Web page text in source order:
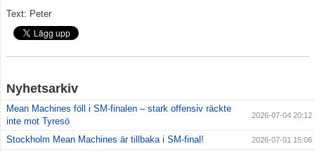
Text: Peter
Nyhetsarkiv
Mean Machines föll i SM-finalen – stark offensiv räckte
inte mot Tyresö
2026-07-04 20:12
Stockholm Mean Machines är tillbaka i SM-final! 2026-07-01 15:06